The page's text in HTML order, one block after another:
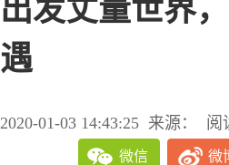
出发丈量世界
遇
2020-01-03 14:43:25 来源： 阅
微信 微